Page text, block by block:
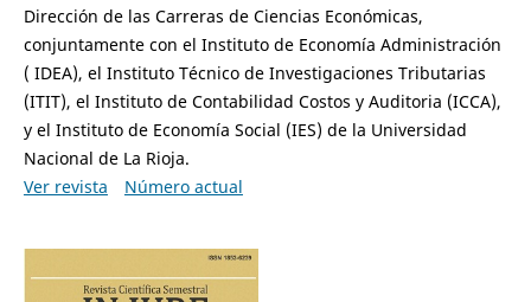
Dirección de las Carreras de Ciencias Económicas,
conjuntamente con el Instituto de Economía Administración
( IDEA), el Instituto Técnico de Investigaciones Tributarias
(ITIT), el Instituto de Contabilidad Costos y Auditoria (ICCA),
y el Instituto de Economía Social (IES) de la Universidad
Nacional de La Rioja.
Ver revista
Número actual